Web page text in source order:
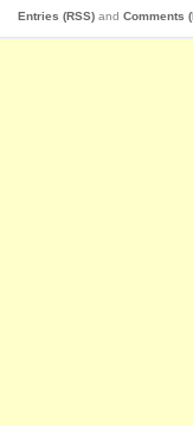
Entries (RSS) and Comments